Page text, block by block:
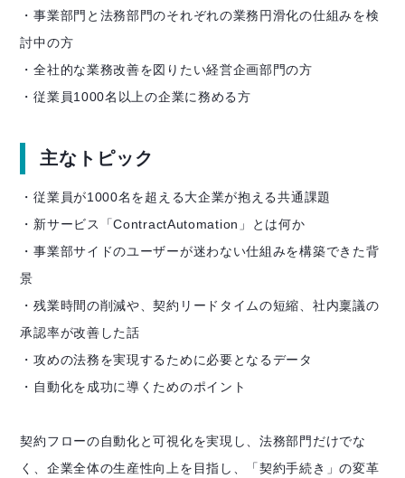
・事業部門と法務部門のそれぞれの業務円滑化の仕組みを検
討中の方
・全社的な業務改善を図りたい経営企画部門の方
・従業員1000名以上の企業に務める方
主なトピック
・従業員が1000名を超える大企業が抱える共通課題
・新サービス「ContractAutomation」とは何か
・事業部サイドのユーザーが迷わない仕組みを構築できた背
景
・残業時間の削減や、契約リードタイムの短縮、社内稟議の
承認率が改善した話
・攻めの法務を実現するために必要となるデータ
・自動化を成功に導くためのポイント
契約フローの自動化と可視化を実現し、法務部門だけでな
く、企業全体の生産性向上を目指し、「契約手続き」の変革